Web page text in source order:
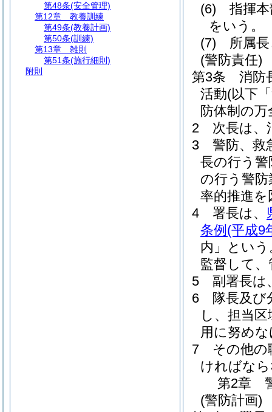
(6)
指揮
をいう。
(7)
所属
(警防責任)
第3条
消防
活動(以下
防体制の
2
次長は、
3
警防、救
長の行う
の行う警
率的推進
4
署長は、
条例 (平成9
内」という
監督して
5
副署長は
6
隊長及び
し、担当
用に努め
7
その他の
ければな
第2章
(警防計画)
第48条(安全管理)
第12章
教養訓練
第49条(教養計画)
第50条(訓練)
第13章
雑則
第51条(施行細則)
附則